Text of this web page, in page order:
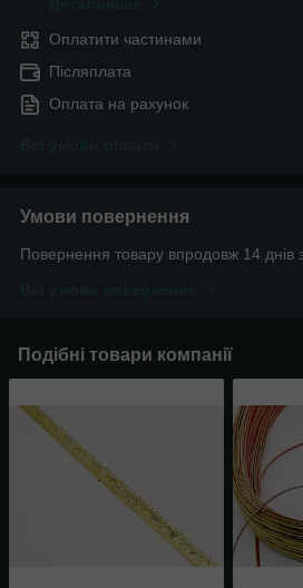
Оплатити частинами
Післяплата
Оплата на рахунок
Умови повернення
Повернення товару впродовж 14 днів
Подібні товари компанії